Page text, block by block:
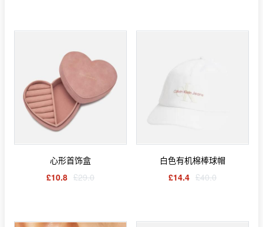
心形首饰盒
£10.8 £29.0
白色有机棉棒球帽
£14.4 £40.0